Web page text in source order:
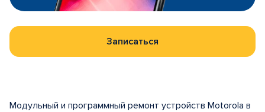
Записаться
Модульный и программный ремонт устройств Motorola в